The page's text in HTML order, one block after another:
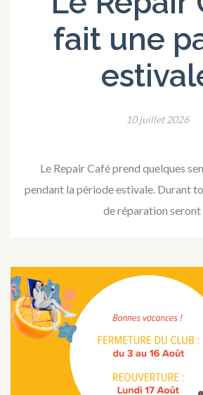
fait une
10 juillet 2026
Le Repair Café prend quelques
pendant la période estivale. Durant
de réparation seront